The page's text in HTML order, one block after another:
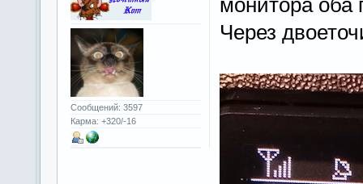
Сообщений: 3597
Карма: +320/-16
Через